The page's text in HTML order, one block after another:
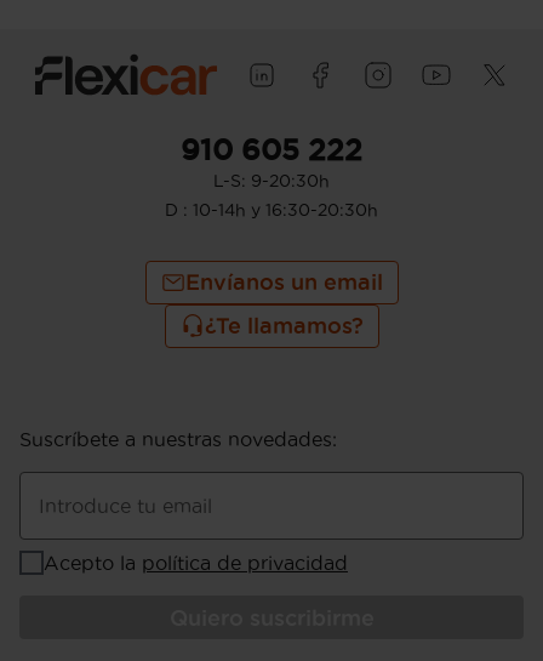
910 605 222
L-S: 9-20:30h
D : 10-14h y 16:30-20:30h
Envíanos un email
¿Te llamamos?
Suscríbete a nuestras novedades:
Introduce tu email
Acepto la política de privacidad